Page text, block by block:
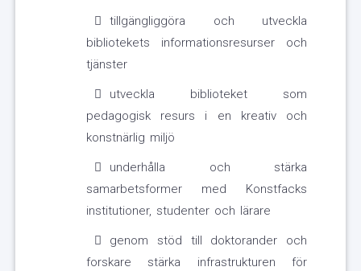
tillgängliggöra och utveckla
bibliotekets informationsresurser och
tjänster
utveckla biblioteket som
pedagogisk resurs i en kreativ och
konstnärlig miljö
underhålla och stärka
samarbetsformer med Konstfacks
institutioner, studenter och lärare
genom stöd till doktorander och
forskare stärka infrastrukturen för